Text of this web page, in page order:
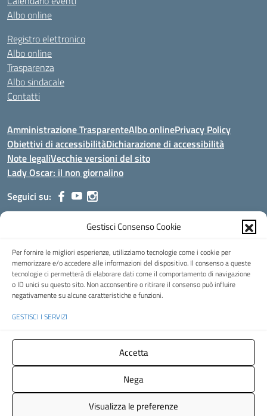
Gestisci Consenso Cookie
Per fornire le migliori esperienze, utilizziamo tecnologie come i cookie per
memorizzare e/o accedere alle informazioni del dispositivo. Il consenso a queste
tecnologie ci permetterà di elaborare dati come il comportamento di navigazione
o ID unici su questo sito. Non acconsentire o ritirare il consenso può influire
negativamente su alcune caratteristiche e funzioni.
GESTISCI I SERVIZI
Accetta
Nega
Visualizza le preferenze
Albo online
Registro elettronico
Albo online
Trasparenza
Albo sindacale
Contatti
Amministrazione TrasparenteAlbo onlinePrivacy Policy
Obiettivi di accessibilitàDichiarazione di accessibilità
Note legaliVecchie versioni del sito
Lady Oscar: il non giornalino
Seguici su:
Viale Aldo Moro, 51 - 24021 Albino (Bg)
Posta elettronica certificata (PEC):bgis00900b@pec.istruzione.it
Codice fiscale: 95002390169
Codice meccanografico:BGIS00900B
Codice unico di fatturazione (CUF): UFMHLX
Spazio web concesso in uso gratuito daWeb3king, via Pertini 8 ALBINO
Concept & Design by Designers Italia
- Versione del tema: